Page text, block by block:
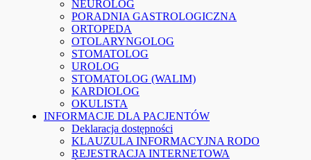
NEUROLOG
PORADNIA GASTROLOGICZNA
ORTOPEDA
OTOLARYNGOLOG
STOMATOLOG
UROLOG
STOMATOLOG (WALIM)
KARDIOLOG
OKULISTA
INFORMACJE DLA PACJENTÓW
Deklaracja dostępności
KLAUZULA INFORMACYJNA RODO
REJESTRACJA INTERNETOWA